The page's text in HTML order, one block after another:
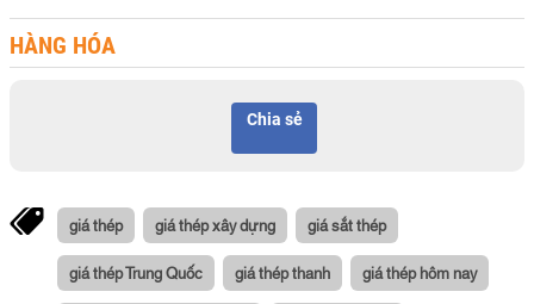
HÀNG HÓA
Chia sẻ
giá thép giá thép xây dựng giá sắt thép
giá thép Trung Quốc giá thép thanh giá thép hôm nay